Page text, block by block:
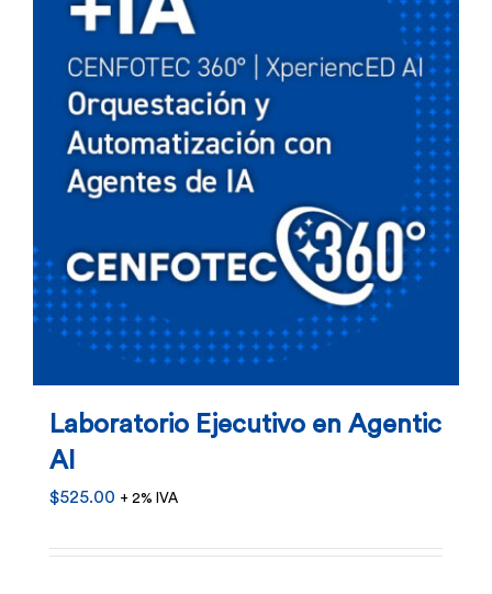
Laboratorio Ejecutivo en Agentic
AI
$525.00 + 2% IVA